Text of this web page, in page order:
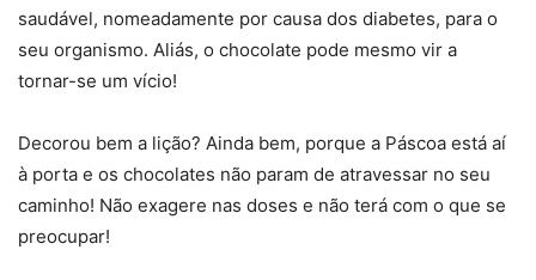
saudável, nomeadamente por causa dos diabetes, para o
seu organismo. Aliás, o chocolate pode mesmo vir a
tornar-se um vício!
Decorou bem a lição? Ainda bem, porque a Páscoa está aí
à porta e os chocolates não param de atravessar no seu
caminho! Não exagere nas doses e não terá com o que se
preocupar!